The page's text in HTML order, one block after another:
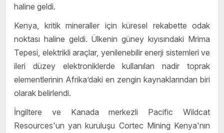
haline geldi.
Kenya, kritik mineraller için küresel rekabette odak
noktası haline geldi. Ülkenin güney kıyısındaki Mrima
Tepesi, elektrikli araçlar, yenilenebilir enerji sistemleri ve
ileri düzey elektroniklerde kullanılan nadir toprak
elementlerinin Afrika’daki en zengin kaynaklarından biri
olarak belirlendi.
İngiltere ve Kanada merkezli Pacific Wildcat
Resources'un yan kuruluşu Cortec Mining Kenya'nın